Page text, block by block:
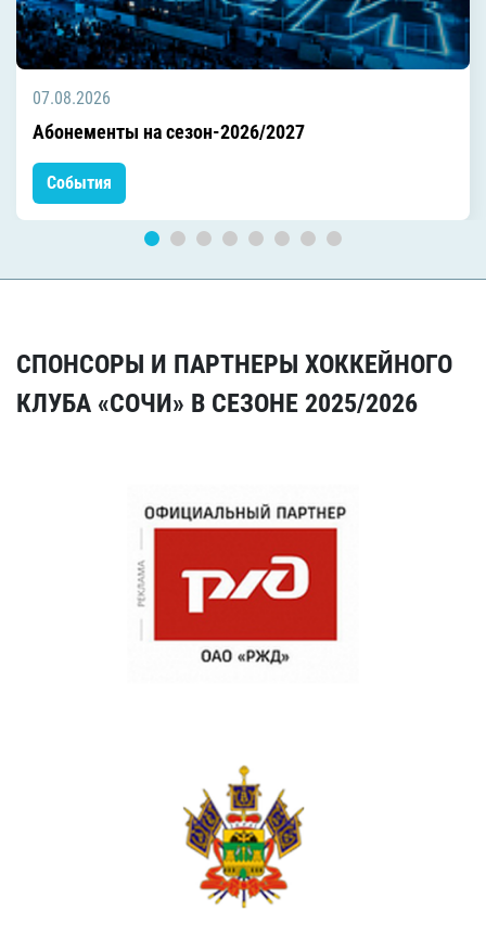
07.08.2026
Абонементы на сезон-2026/2027
События
СПОНСОРЫ И ПАРТНЕРЫ ХОККЕЙНОГО
КЛУБА «СОЧИ» В СЕЗОНЕ 2025/2026